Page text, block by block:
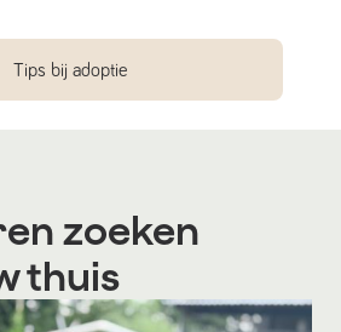
Tips bij adoptie
zoeken
thuis